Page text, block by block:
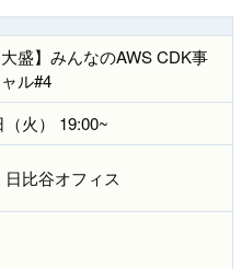
大盛】みんなのAWS CDK事
ル#4
火） 19:00~
比谷オフィス